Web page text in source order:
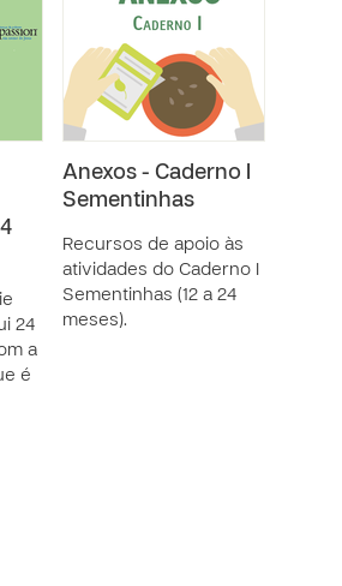
24
a
é
Anexos - Caderno I
Sementinhas
Recursos de apoio às
atividades do Caderno I
Sementinhas (12 a 24
meses).